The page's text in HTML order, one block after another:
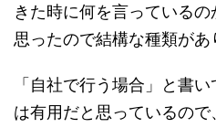
きた時に何を言っている
思ったので結構な種類があ
「自社で行う場合」と書
は有用だと思っているの